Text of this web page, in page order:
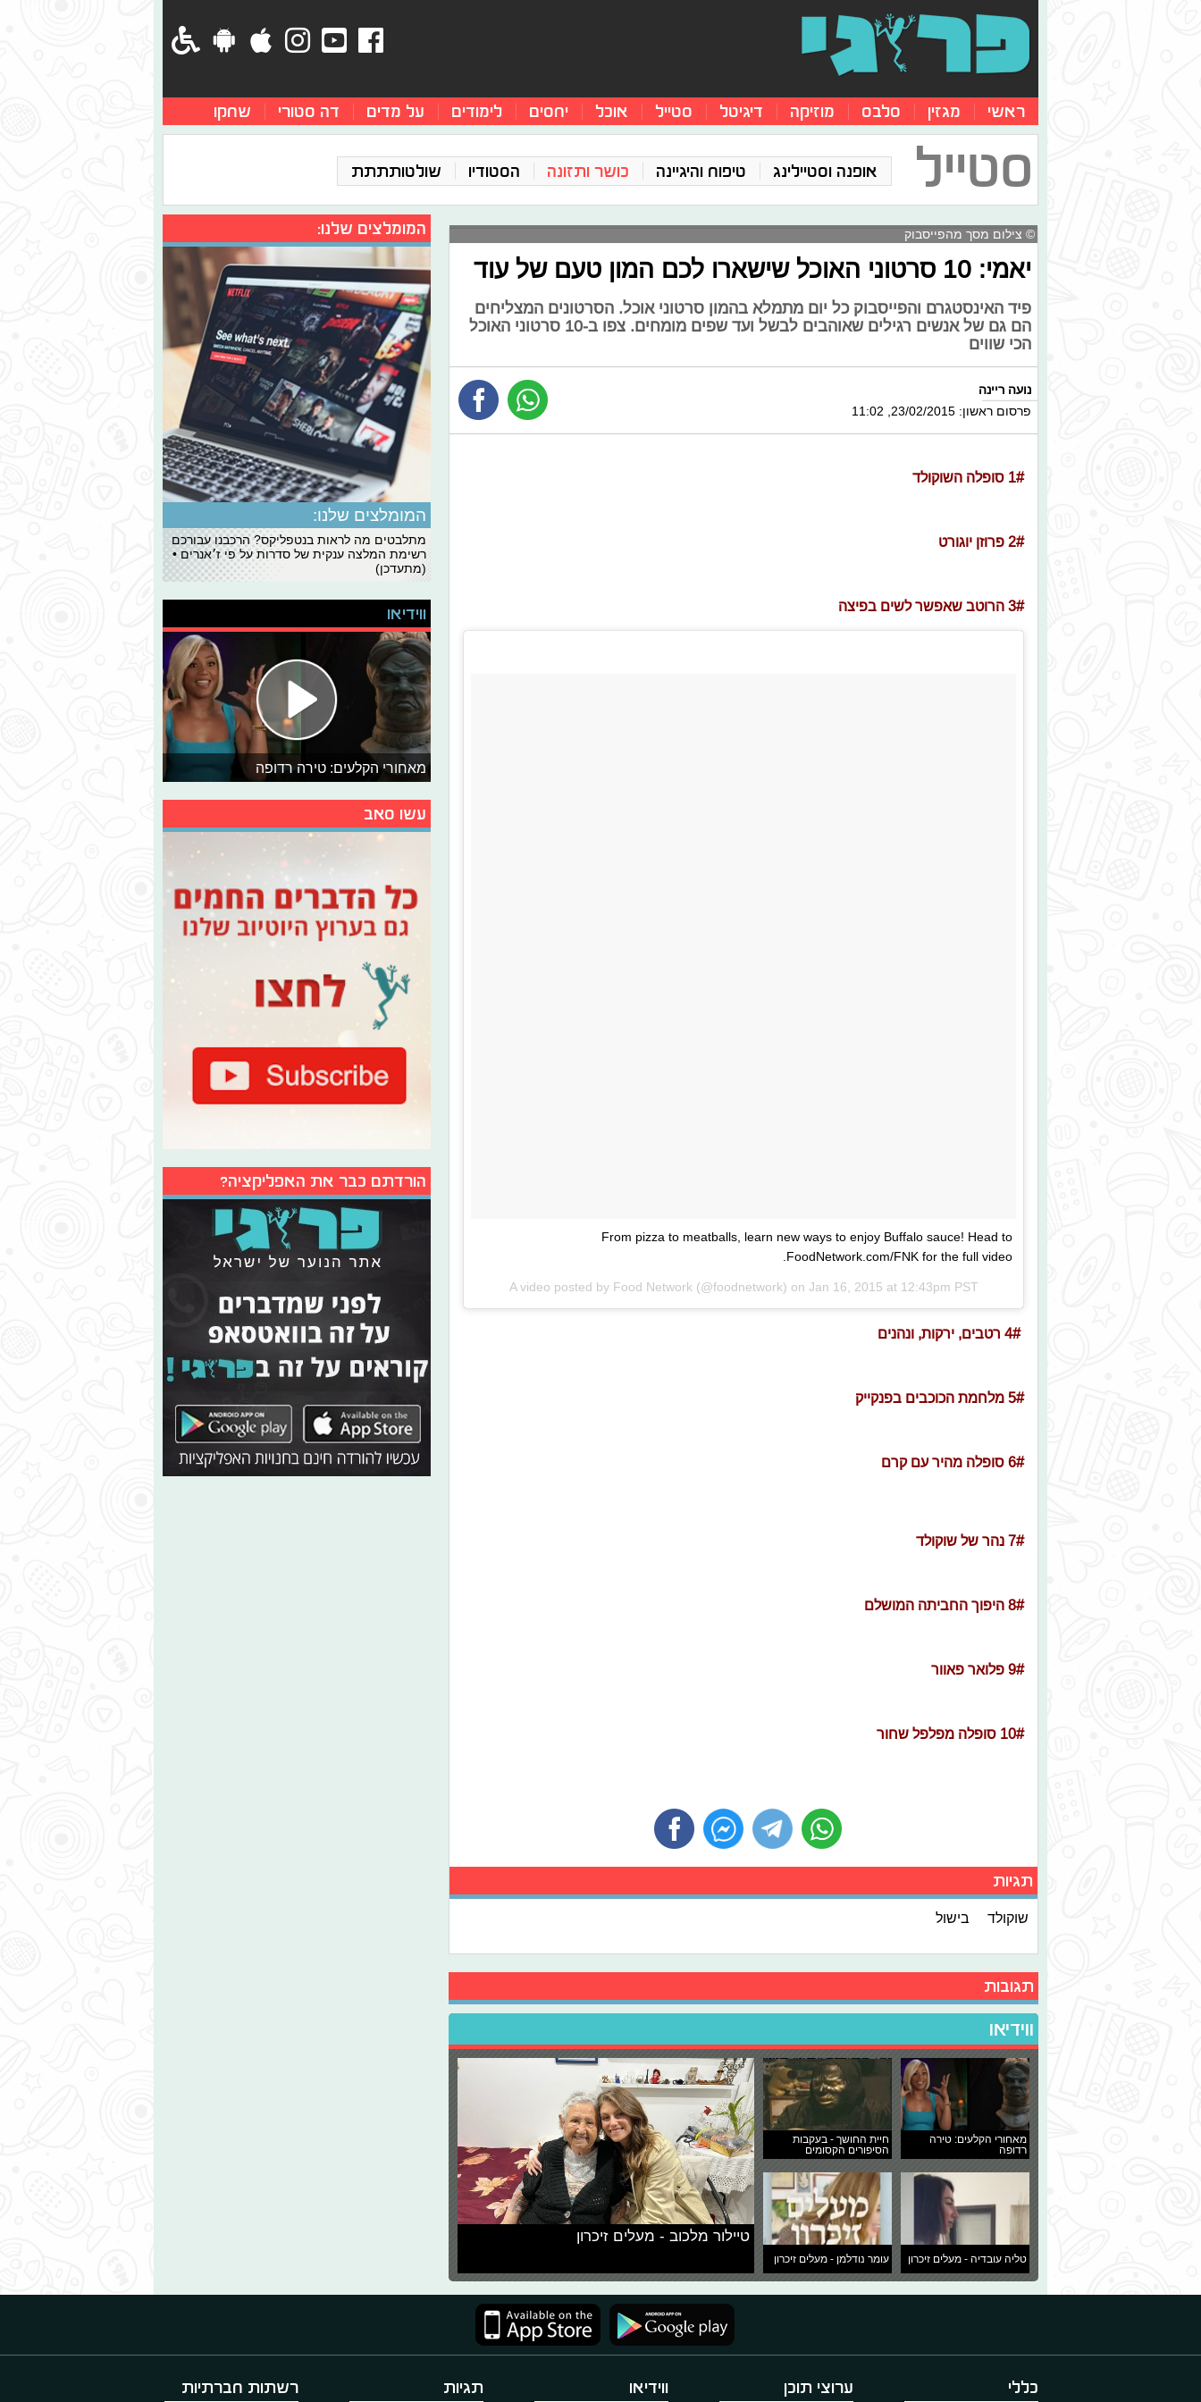
ראשי מגזין סלבס מוזיקה דיגיטל סטייל אוכל יחסים לימודים על מדים דה סטורי שחקו
סטייל אופנה וסטיילינג טיפוח והיגיינה כושר ותזונה הסטודיו שולטותתתת
© צילום מסך מהפייסבוק
יאמי: 10 סרטוני האוכל שישארו לכם המון טעם של עוד
פיד האינסטגרם והפייסבוק כל יום מתמלא בהמון סרטוני אוכל. הסרטונים המצליחים
הם גם של אנשים רגילים שאוהבים לבשל ועד שפים מומחים. צפו ב-10 סרטוני האוכל
הכי שווים
נועה ריינה
פרסום ראשון: 23/02/2015, 11:02
1# סופלה השוקולד
2# פרוזן יוגורט
3# הרוטב שאפשר לשים בפיצה
From pizza to meatballs, learn new ways to enjoy Buffalo sauce! Head to
FoodNetwork.com/FNK for the full video.
A video posted by Food Network (@foodnetwork) on Jan 16, 2015 at 12:43pm PST
4# רטבים, ירקות, ונהנים
5# מלחמת הכוכבים בפנקייק
6# סופלה מהיר עם קרם
7# נהר של שוקולד
8# היפוך החביתה המושלם
9# פלואר פאוור
10# סופלה מפלפל שחור
תגיות
שוקולד בישול
תגובות
ווידיאו
מאחורי הקלעים: טירה
רדופה
חיית החושך - בעקבות
הסיפורים הקסומים
טליה עובדיה - מעלים זיכרון עומר נודלמן - מעלים זיכרון
טיילור מלכוב - מעלים זיכרון
המומלצים שלנו:
המומלצים שלנו:
מתלבטים מה לראות בנטפליקס? הרכבנו עבורכם
רשימת המלצה ענקית של סדרות על פי ז׳אנרים •
(מתעדכן)
ווידיאו
מאחורי הקלעים: טירה רדופה
עשו סאב
הורדתם כבר את האפליקציה?
כללי ערוצי תוכן ווידיאו תגיות רשתות חברתיות